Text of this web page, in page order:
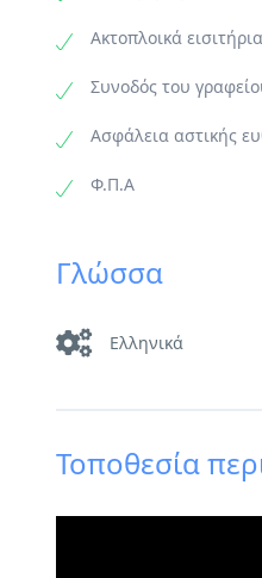
Ακτοπλοικά
Συνοδός του
Ασφάλεια αστικής
Φ.Π.Α
Γλώσσα
Ελληνικά
Τοποθεσία